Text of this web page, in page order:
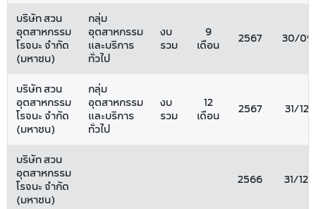
บริษัท สวน
อุตสาหกรรม
โรจนะ จำกัด
(มหาชน)
กลุ่ม
อุตสาหกรรม
และบริการ
ทั่วไป
งบ
รวม
9
เดือน
2567 30/
บริษัท สวน
อุตสาหกรรม
โรจนะ จำกัด
(มหาชน)
กลุ่ม
อุตสาหกรรม
และบริการ
ทั่วไป
งบ
รวม
12
เดือน
2567 31/
บริษัท สวน
อุตสาหกรรม
โรจนะ จำกัด
(มหาชน)
2566 31/